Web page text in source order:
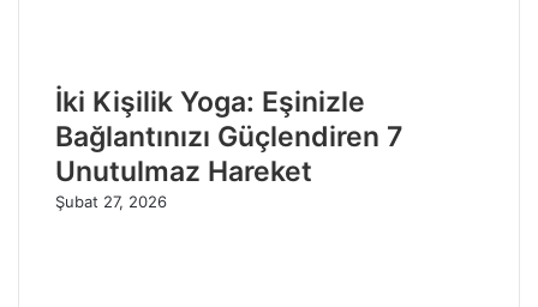
İki Kişilik Yoga: Eşinizle
Bağlantınızı Güçlendiren 7
Unutulmaz Hareket
Şubat 27, 2026